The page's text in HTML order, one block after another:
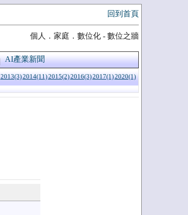
回到首頁
個人．家庭．數位化 - 數位之牆
AI產業新聞
2013(3)2014(11)2015(2)2016(3)2017(1)2020(1)